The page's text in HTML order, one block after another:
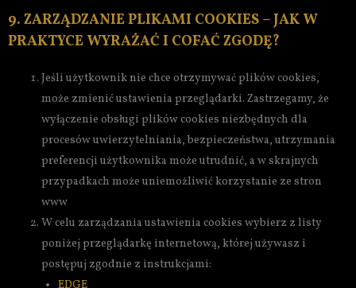
9. ZARZĄDZANIE PLIKAMI COOKIES – JAK W
PRAKTYCE WYRAŻAĆ I COFAĆ ZGODĘ?
Jeśli użytkownik nie chce otrzymywać plików cookies,
może zmienić ustawienia przeglądarki. Zastrzegamy, że
wyłączenie obsługi plików cookies niezbędnych dla
procesów uwierzytelniania, bezpieczeństwa, utrzymania
preferencji użytkownika może utrudnić, a w skrajnych
przypadkach może uniemożliwić korzystanie ze stron
www
W celu zarządzania ustawienia cookies wybierz z listy
poniżej przeglądarkę internetową, której używasz i
postępuj zgodnie z instrukcjami: